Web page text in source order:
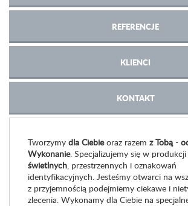
REFERENCJE
KLIENCI
KONTAKT
Tworzymy dla Ciebieoraz razem z Tobą -
Wykonanie. Specjalizujemy się w produkcji
świetlnych, przestrzennych i oznakowań
identyfikacyjnych. Jesteśmy otwarci na
z przyjemnością podejmiemy ciekawe i
zlecenia. Wykonamy dla Ciebie na